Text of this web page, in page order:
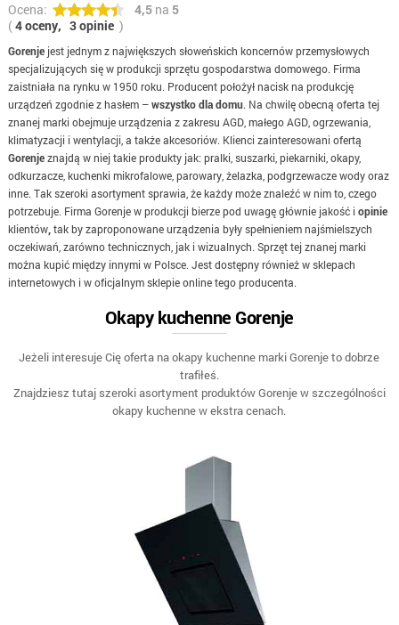
Ocena: 4,5na 5
(4 oceny, 3 opinie )
Gorenje jest jednym z największych słoweńskich koncernów przemysłowych
specjalizujących się w produkcji sprzętu gospodarstwa domowego. Firma
zaistniała na rynku w 1950 roku. Producent położył nacisk na produkcję
urządzeń zgodnie z hasłem –wszystko dla domu. Na chwilę obecną oferta tej
znanej marki obejmuje urządzenia z zakresu AGD, małego AGD, ogrzewania,
klimatyzacji i wentylacji, a także akcesoriów. Klienci zainteresowani ofertą
Gorenjeznajdą w niej takie produkty jak: pralki, suszarki, piekarniki, okapy,
odkurzacze, kuchenki mikrofalowe, parowary, żelazka, podgrzewacze wody oraz
inne. Tak szeroki asortyment sprawia, że każdy może znaleźć w nim to, czego
potrzebuje. Firma Gorenje w produkcji bierze pod uwagę głównie jakość i opinie
klientów,tak by zaproponowane urządzenia były spełnieniem najśmielszych
oczekiwań, zarówno technicznych, jak i wizualnych. Sprzęt tej znanej marki
można kupić między innymi w Polsce. Jest dostępny również w sklepach
internetowych i w oficjalnym sklepie online tego producenta.
Okapy kuchenne Gorenje
Jeżeli interesuje Cię oferta na okapy kuchenne marki Gorenje to dobrze
trafiłeś.
Znajdziesz tutaj szeroki asortyment produktów Gorenje w szczególności
okapy kuchenne w ekstra cenach.